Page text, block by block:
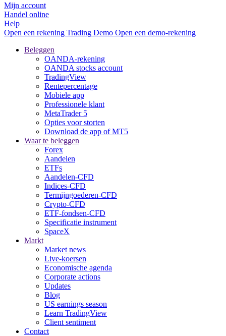
Mijn account
Handel online
Help
Open een rekening Trading Demo Open een demo-rekening
Beleggen
OANDA-rekening
OANDA stocks account
TradingView
Rentepercentage
Mobiele app
Professionele klant
MetaTrader 5
Opties voor storten
Download de app of MT5
Waar te beleggen
Forex
Aandelen
ETFs
Aandelen-CFD
Indices-CFD
Termijngoederen-CFD
Crypto-CFD
ETF-fondsen-CFD
Specificatie instrument
SpaceX
Markt
Market news
Live-koersen
Economische agenda
Corporate actions
Updates
Blog
US earnings season
Learn TradingView
Client sentiment
Contact